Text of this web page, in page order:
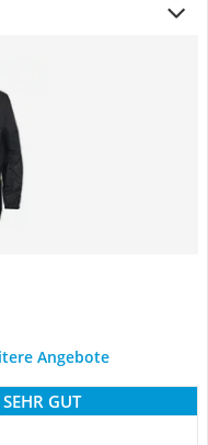
Angebote
SEHR GUT